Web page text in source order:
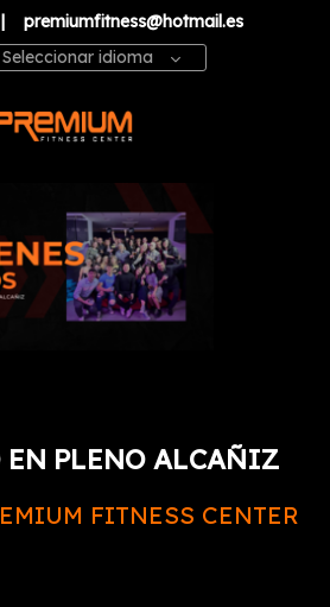
|
premiumfitness@hotmail.es
Seleccionar idioma
PLENO ALCAÑIZ
FITNESS CENTER